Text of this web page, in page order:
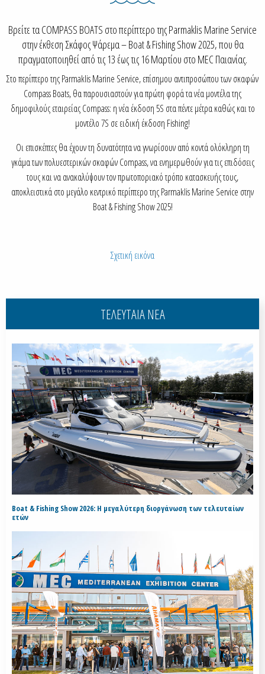
Βρείτε τα COMPASS BOATS στο περίπτερο της Parmaklis Marine Service
στην έκθεση Σκάφος Ψάρεμα – Boat & Fishing Show 2025, που θα
πραγματοποιηθεί από τις 13 έως τις 16 Μαρτίου στο MEC Παιανίας.
Στο περίπτερο της Parmaklis Marine Service, επίσημου αντιπροσώπου των σκαφών
Compass Boats, θα παρουσιαστούν για πρώτη φορά τα νέα μοντέλα της
δημοφιλούς εταιρείας Compass: η νέα έκδοση 5S στα πέντε μέτρα καθώς και το
μοντέλο 7S σε ειδική έκδοση Fishing!
Οι επισκέπτες θα έχουν τη δυνατότητα να γνωρίσουν από κοντά ολόκληρη τη
γκάμα των πολυεστερικών σκαφών Compass, να ενημερωθούν για τις επιδόσεις
τους και να ανακαλύψουν τον πρωτοποριακό τρόπο κατασκευής τους,
αποκλειστικά στο μεγάλο κεντρικό περίπτερο της Parmaklis Marine Service στην
Boat & Fishing Show 2025!
Σχετική εικόνα
ΤΕΛΕΥΤΑΙΑ ΝΕΑ
Boat & Fishing Show 2026: Η μεγαλύτερη διοργάνωση των τελευταίων
ετών